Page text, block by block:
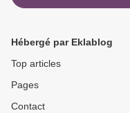
and Guidebook for the
Hébergé par Eklablog
Top articles
Pages
Contact